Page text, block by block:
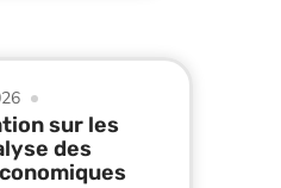
sur les
des